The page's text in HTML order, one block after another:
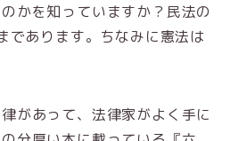
かを知っていますか？民法の
であります。ちなみに憲法は
があって、法律家がよく手に